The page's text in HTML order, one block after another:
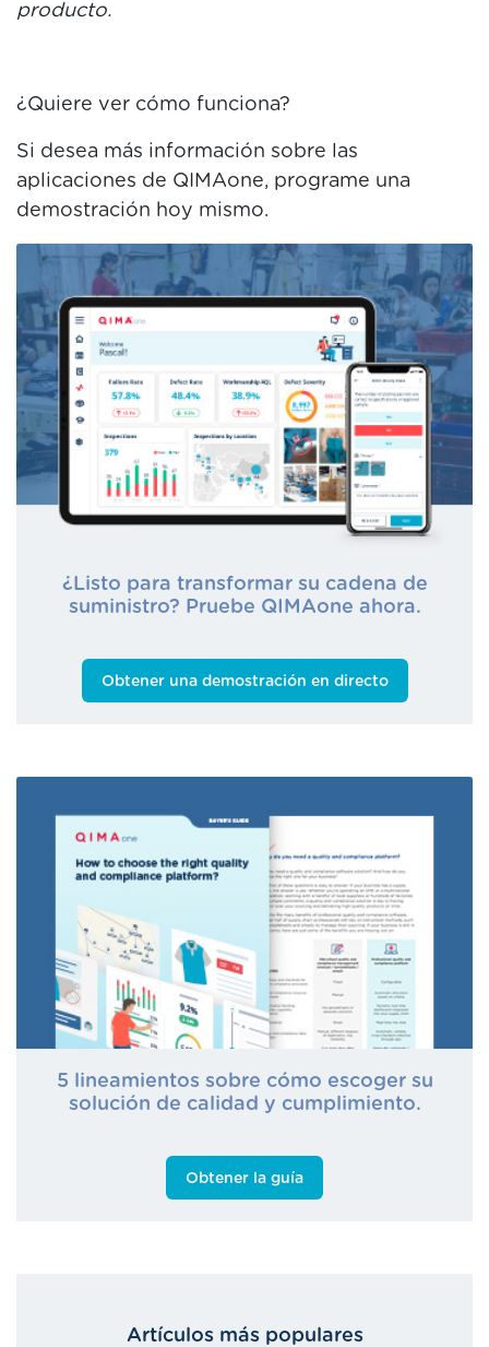
producto.
¿Quiere ver cómo funciona?
Si desea más información sobre las
aplicaciones de QIMAone, programe una
demostración hoy mismo.
¿Listo para transformar su cadena de
suministro? Pruebe QIMAone ahora.
Obtener una demostración en directo
5 lineamientos sobre cómo escoger su
solución de calidad y cumplimiento.
Obtener la guía
Artículos más populares